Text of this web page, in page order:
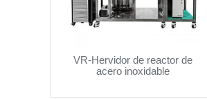
VR-Hervidor de reactor de
acero inoxidable